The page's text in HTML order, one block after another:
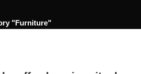
"Furniture"